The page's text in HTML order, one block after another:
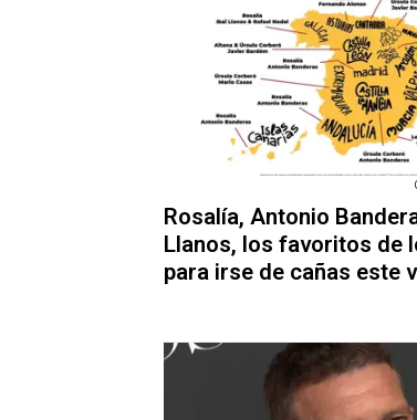
Rosalía, Antonio
Llanos, los favoritos de
para irse de cañas este